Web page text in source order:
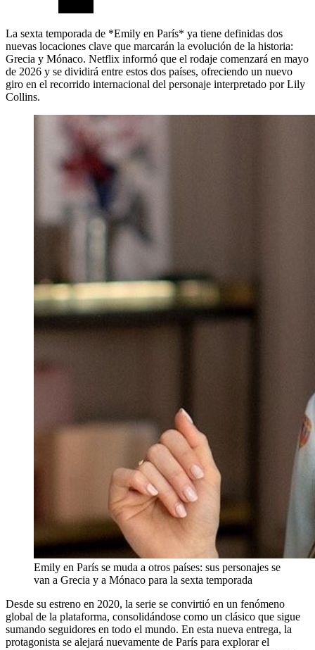
La sexta temporada de *Emily en París* ya tiene definidas dos
nuevas locaciones clave que marcarán la evolución de la historia:
Grecia y Mónaco. Netflix informó que el rodaje comenzará en mayo
de 2026 y se dividirá entre estos dos países, ofreciendo un nuevo
giro en el recorrido internacional del personaje interpretado por Lily
Collins.
Emily en París se muda a otros países: sus personajes se
van a Grecia y a Mónaco para la sexta temporada
Desde su estreno en 2020, la serie se convirtió en un fenómeno
global de la plataforma, consolidándose como un clásico que sigue
sumando seguidores en todo el mundo. En esta nueva entrega, la
protagonista se alejará nuevamente de París para explorar el